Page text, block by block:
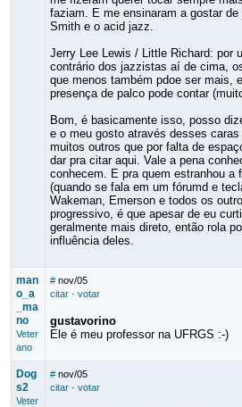
faziam. E me ensinaram a gostar
Smith e o acid jazz.
Jerry Lee Lewis / Little Richard: por
contrário dos jazzistas aí de cima,
que menos também pdoe ser mais,
presença de palco pode contar
Bom, é basicamente isso, posso
e o meu gosto através desses
muitos outros que por falta de
dar pra citar aqui. Vale a pena
conhecem. E pra quem estranhou a
(quando se fala em um fórumd e
Wakeman, Emerson e todos os
progressivo, é que apesar de eu
geralmente mais direto, então rola
influência deles.
man
o_a
_ma
no
Veter
ano
# nov/05
citar· votar
gustavorino
Ele é meu professor na UFRGS :-)
Dog
s2
Veter
# nov/05
citar· votar